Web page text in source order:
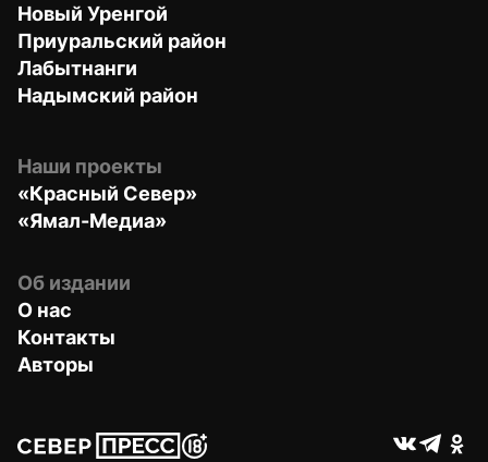
Новый Уренгой
Приуральский район
Лабытнанги
Надымский район
Наши проекты
«Красный Север»
«Ямал-Медиа»
Об издании
О нас
Контакты
Авторы